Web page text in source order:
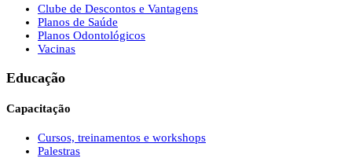
Clube de Descontos e Vantagens
Planos de Saúde
Planos Odontológicos
Vacinas
Educação
Capacitação
Cursos, treinamentos e workshops
Palestras